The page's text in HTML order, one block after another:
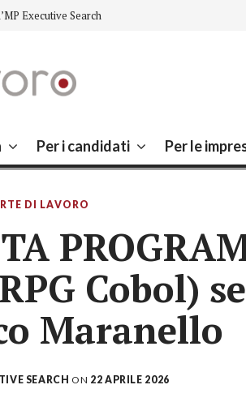
Executive Search
Per i candidati Per le
DI LAVORO
Cobol)
Maranello
SEARCH ON 22 APRILE 2026